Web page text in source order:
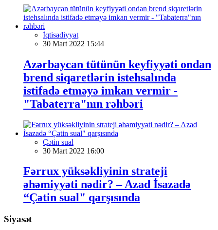
İqtisadiyyat
30 Mart 2022 15:44
Azərbaycan tütünün keyfiyyəti ondan
brend siqaretlərin istehsalında
istifadə etməyə imkan vermir -
"Tabaterra"nın rəhbəri
Çətin sual
30 Mart 2022 16:00
Fərrux yüksəkliyinin strateji
əhəmiyyəti nədir? – Azad İsazadə
“Çətin sual" qarşısında
Siyasət